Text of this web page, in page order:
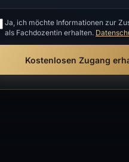
Ja, ich möchte Informationen zur
als Fachdozentin erhalten.
Kostenlosen Zugang